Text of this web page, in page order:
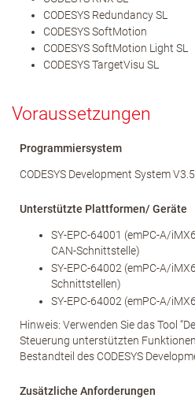
CODESYS Redundancy SL
CODESYS SoftMotion
CODESYS SoftMotion Light SL
CODESYS TargetVisu SL
Voraussetzungen
Programmiersystem
CODESYS Development System
Unterstützte Plattformen/ Geräte
SY-EPC-64001 (emPC-A/
CAN-Schnittstelle)
SY-EPC-64002 (emPC-A/
Schnittstellen)
SY-EPC-64002 (emPC-A/
Hinweis: Verwenden Sie das Tool
Steuerung unterstützten
Bestandteil des CODESYS
Zusätzliche Anforderungen